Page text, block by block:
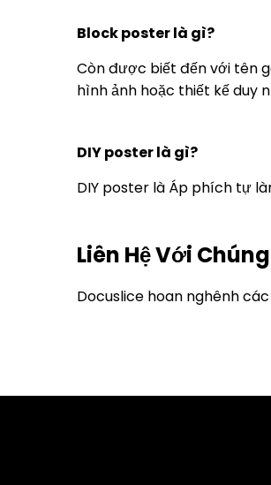
Block poster là gì?
Còn được biết đến với tên
hình ảnh hoặc thiết kế duy
DIY poster là gì?
DIY poster là Áp phích tự
Liên Hệ Với
Docuslice hoan nghênh